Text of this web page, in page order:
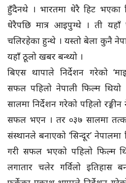
हुँदैनथे । भारतमा धेरै हिट भएका
धेरैपछि मात्र आइपुग्थे । ती
चलिरहेका हुन्थे । यस्तो बेला कुनै
यहाँ ठूलो खबर बन्थ्यो ।
बिएस थापाले निर्देशन गरेको
सफल पहिलो नेपाली फिल्म थियो
सालमा निर्देशन गरेको पहिलो
सफल भएन । तर ०३७ सालमा
संस्थानले बनाएको ‘सिन्दूर’ नेपालमा
गरी सफल भएको पहिलो फिल्म
लगातार चलेर गर्विलो इतिहास